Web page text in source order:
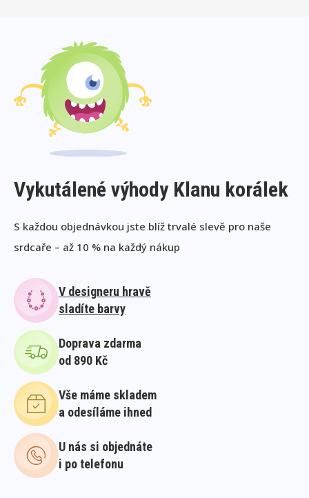
Vykutálené výhody Klanu korálek
S každou objednávkou jste blíž trvalé slevě pro naše
srdcaře – až 10 % na každý nákup
V designeru hravě
sladíte barvy
Doprava zdarma
od 890 Kč
Vše máme skladem
a odesíláme ihned
U nás si objednáte
i po telefonu